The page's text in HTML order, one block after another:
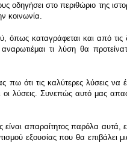
στο περιθώριο της
κοινωνία.
καταγράφεται και από τις
τι λύση θα
τις καλύτερες λύσεις να
οι λύσεις. Συνεπώς αυτό μας
απαραίτητος παρόλα αυτά,
εξουσίας που θα επιβάλει μια